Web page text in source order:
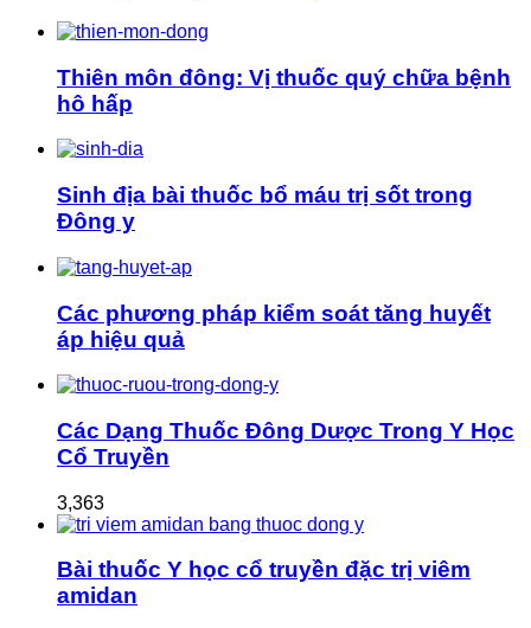
Thiên môn đông: Vị thuốc quý chữa bệnh
hô hấp
Sinh địa bài thuốc bổ máu trị sốt trong
Đông y
Các phương pháp kiểm soát tăng huyết
áp hiệu quả
Các Dạng Thuốc Đông Dược Trong Y Học
Cổ Truyền
3,363
Bài thuốc Y học cổ truyền đặc trị viêm
amidan